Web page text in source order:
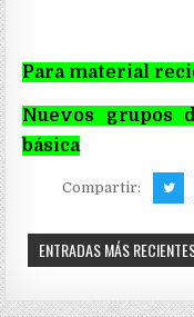
Para material
Nuevos grupos
básica
Compartir:
ENTRADAS MÁS